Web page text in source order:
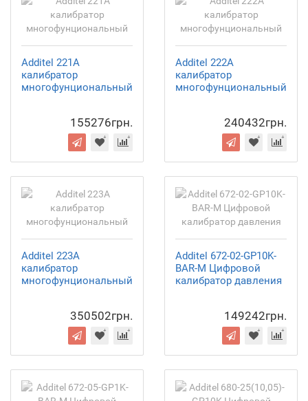
Additel 221A
калибратор
многофунциональный
155276грн.
Additel 222A
калибратор
многофунциональный
240432грн.
Additel 223A
калибратор
многофунциональный
350502грн.
Additel 672-02-GP10K-
BAR-M Цифровой
калибратор давления
149242грн.